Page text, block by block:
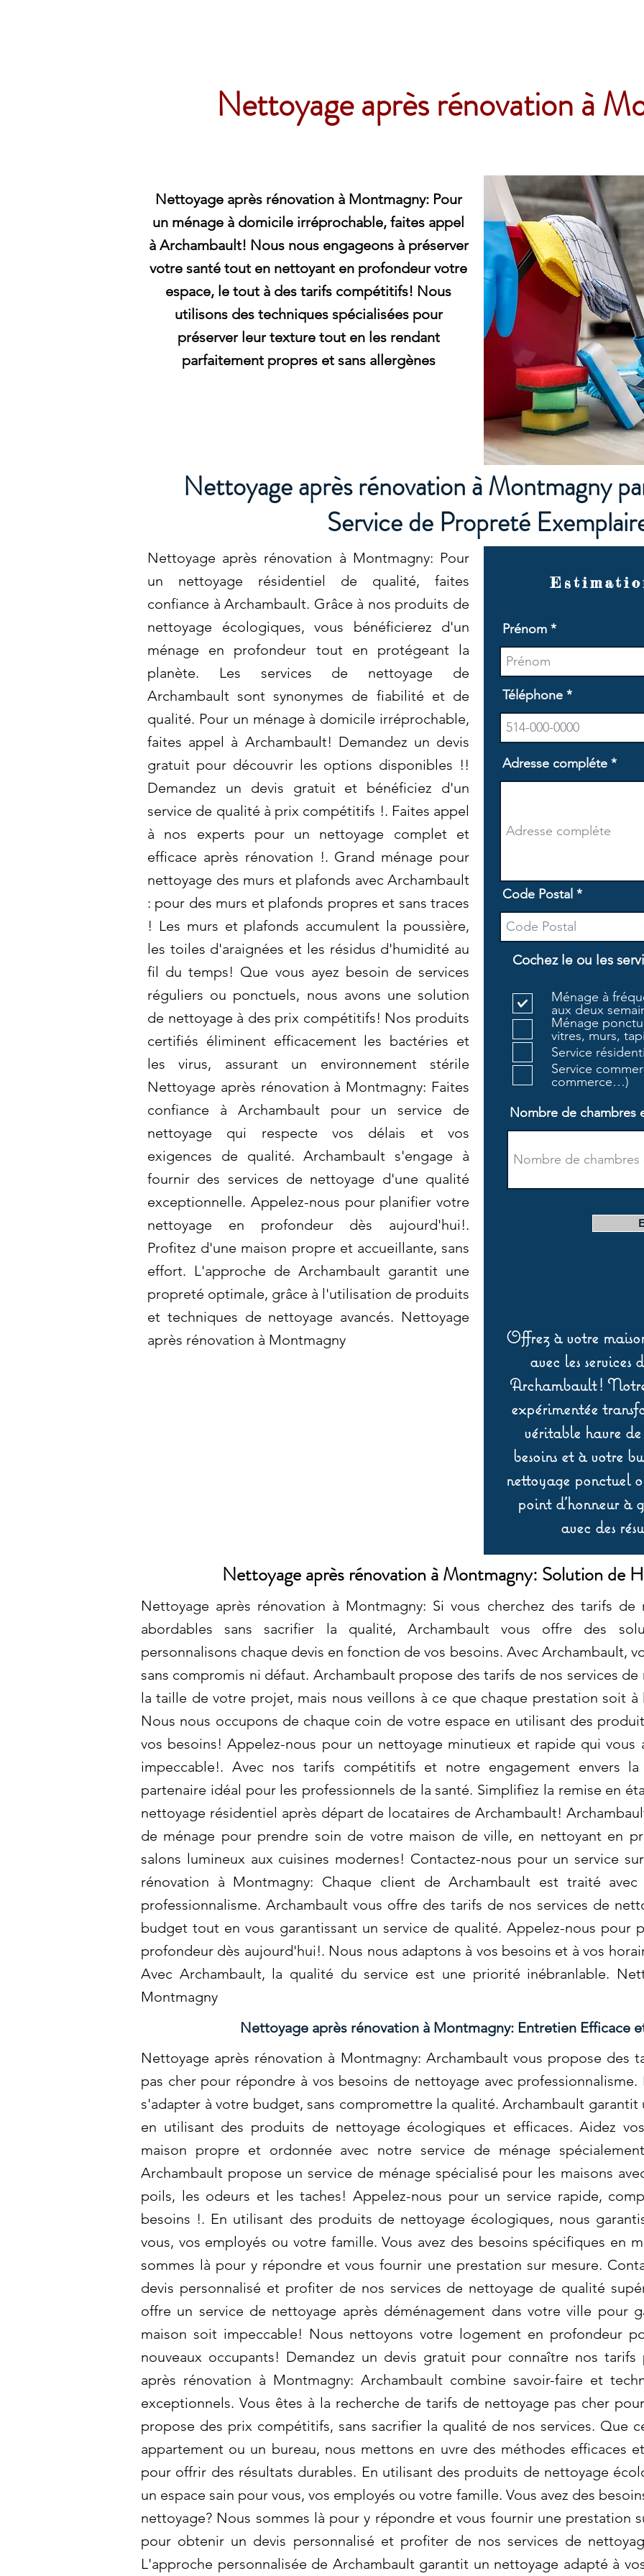
Nettoyage après rénovation à
Nettoyage après rénovation à Montmagny: Pour
un ménage à domicile irréprochable, faites appel
à Archambault! Nous nous engageons à préserver
votre santé tout en nettoyant en profondeur votre
espace, le tout à des tarifs compétitifs! Nous
utilisons des techniques spécialisées pour
préserver leur texture tout en les rendant
parfaitement propres et sans allergènes
Nettoyage après rénovation à Montmagny
Service de Propreté
Nettoyage après rénovation à Montmagny: Pour
un nettoyage résidentiel de qualité, faites
confiance à Archambault. Grâce à nos produits de
nettoyage écologiques, vous bénéficierez d'un
ménage en profondeur tout en protégeant la
planète. Les services de nettoyage de
Archambault sont synonymes de fiabilité et de
qualité. Pour un ménage à domicile irréprochable,
faites appel à Archambault! Demandez un devis
gratuit pour découvrir les options disponibles !!
Demandez un devis gratuit et bénéficiez d'un
service de qualité à prix compétitifs !. Faites appel
à nos experts pour un nettoyage complet et
efficace après rénovation !. Grand ménage pour
nettoyage des murs et plafonds avec Archambault
: pour des murs et plafonds propres et sans traces
! Les murs et plafonds accumulent la poussière,
les toiles d'araignées et les résidus d'humidité au
fil du temps! Que vous ayez besoin de services
réguliers ou ponctuels, nous avons une solution
de nettoyage à des prix compétitifs! Nos produits
certifiés éliminent efficacement les bactéries et
les virus, assurant un environnement stérile
Nettoyage après rénovation à Montmagny: Faites
confiance à Archambault pour un service de
nettoyage qui respecte vos délais et vos
exigences de qualité. Archambault s'engage à
fournir des services de nettoyage d'une qualité
exceptionnelle. Appelez-nous pour planifier votre
nettoyage en profondeur dès aujourd'hui!.
Profitez d'une maison propre et accueillante, sans
effort. L'approche de Archambault garantit une
propreté optimale, grâce à l'utilisation de produits
et techniques de nettoyage avancés. Nettoyage
après rénovation à Montmagny
Prénom
Téléphone
Adresse compléte
Code Postal
Cochez le ou les
Ménage à
aux deux
Ménage
vitres, murs,
Service
Service
commerce…)
Nombre de chambres
Offrez à votre
avec les services
Archambault !
expérimentée
véritable havre
besoins et à votre
nettoyage ponctuel
point d’honneur à
avec des
Nettoyage après rénovation à Montmagny: Solution de
Nettoyage après rénovation à Montmagny: Si vous cherchez des tarifs de
abordables sans sacrifier la qualité, Archambault vous offre des
personnalisons chaque devis en fonction de vos besoins. Avec Archambault,
sans compromis ni défaut. Archambault propose des tarifs de nos services
la taille de votre projet, mais nous veillons à ce que chaque prestation soit
Nous nous occupons de chaque coin de votre espace en utilisant des
vos besoins! Appelez-nous pour un nettoyage minutieux et rapide qui vous
impeccable!. Avec nos tarifs compétitifs et notre engagement envers
partenaire idéal pour les professionnels de la santé. Simplifiez la remise en
nettoyage résidentiel après départ de locataires de Archambault!
de ménage pour prendre soin de votre maison de ville, en nettoyant en
salons lumineux aux cuisines modernes! Contactez-nous pour un service
rénovation à Montmagny: Chaque client de Archambault est traité
professionnalisme. Archambault vous offre des tarifs de nos services de
budget tout en vous garantissant un service de qualité. Appelez-nous pour
profondeur dès aujourd'hui!. Nous nous adaptons à vos besoins et à vos
Avec Archambault, la qualité du service est une priorité inébranlable.
Montmagny
Nettoyage après rénovation à Montmagny: Entretien Efficace
Nettoyage après rénovation à Montmagny: Archambault vous propose des
pas cher pour répondre à vos besoins de nettoyage avec
s'adapter à votre budget, sans compromettre la qualité. Archambault
en utilisant des produits de nettoyage écologiques et efficaces. Aidez
maison propre et ordonnée avec notre service de ménage
Archambault propose un service de ménage spécialisé pour les maisons
poils, les odeurs et les taches! Appelez-nous pour un service rapide,
besoins !. En utilisant des produits de nettoyage écologiques, nous
vous, vos employés ou votre famille. Vous avez des besoins spécifiques en
sommes là pour y répondre et vous fournir une prestation sur mesure.
devis personnalisé et profiter de nos services de nettoyage de qualité
offre un service de nettoyage après déménagement dans votre ville pour
maison soit impeccable! Nous nettoyons votre logement en profondeur
nouveaux occupants! Demandez un devis gratuit pour connaître nos tarifs
après rénovation à Montmagny: Archambault combine savoir-faire et
exceptionnels. Vous êtes à la recherche de tarifs de nettoyage pas cher
propose des prix compétitifs, sans sacrifier la qualité de nos services. Que
appartement ou un bureau, nous mettons en uvre des méthodes efficaces
pour offrir des résultats durables. En utilisant des produits de nettoyage
un espace sain pour vous, vos employés ou votre famille. Vous avez des
nettoyage? Nous sommes là pour y répondre et vous fournir une prestation
pour obtenir un devis personnalisé et profiter de nos services de
L'approche personnalisée de Archambault garantit un nettoyage adapté à